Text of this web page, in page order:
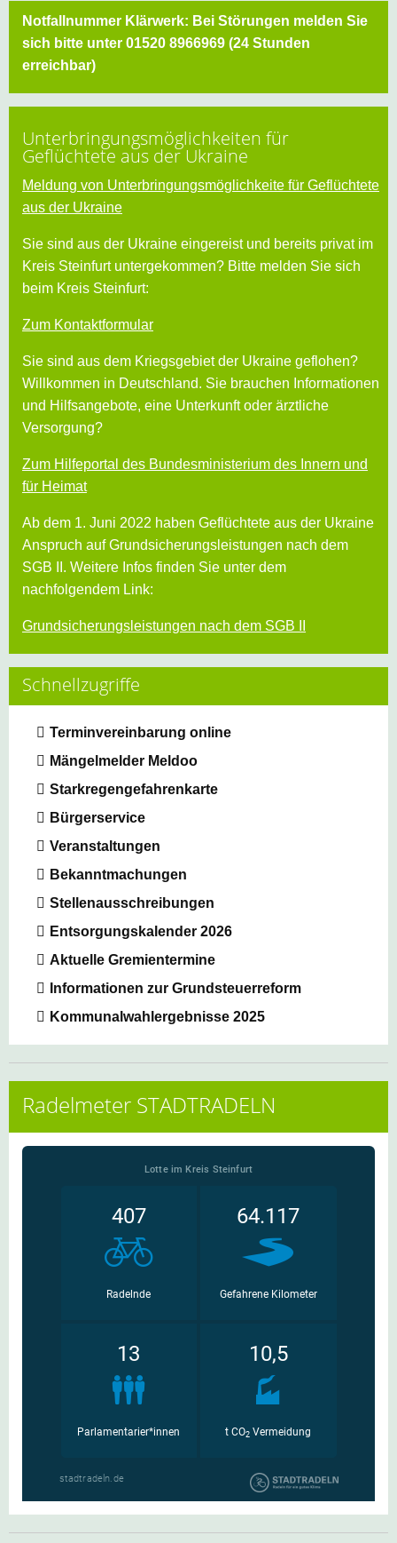
Notfallnummer Klärwerk: Bei Störungen melden Sie
sich bitte unter 01520 8966969 (24 Stunden
erreichbar)
Unterbringungsmöglichkeiten für
Geflüchtete aus der Ukraine
Meldung von Unterbringungsmöglichkeite für Geflüchtete
aus der Ukraine
Sie sind aus der Ukraine eingereist und bereits privat im
Kreis Steinfurt untergekommen? Bitte melden Sie sich
beim Kreis Steinfurt:
Zum Kontaktformular
Sie sind aus dem Kriegsgebiet der Ukraine geflohen?
Willkommen in Deutschland. Sie brauchen Informationen
und Hilfsangebote, eine Unterkunft oder ärztliche
Versorgung?
Zum Hilfeportal des Bundesministerium des Innern und
für Heimat
Ab dem 1. Juni 2022 haben Geflüchtete aus der Ukraine
Anspruch auf Grundsicherungsleistungen nach dem
SGB II. Weitere Infos finden Sie unter dem
nachfolgendem Link:
Grundsicherungsleistungen nach dem SGB II
Schnellzugriffe
Terminvereinbarung online
Mängelmelder Meldoo
Starkregengefahrenkarte
Bürgerservice
Veranstaltungen
Bekanntmachungen
Stellenausschreibungen
Entsorgungskalender 2026
Aktuelle Gremientermine
Informationen zur Grundsteuerreform
Kommunalwahlergebnisse 2025
Radelmeter STADTRADELN